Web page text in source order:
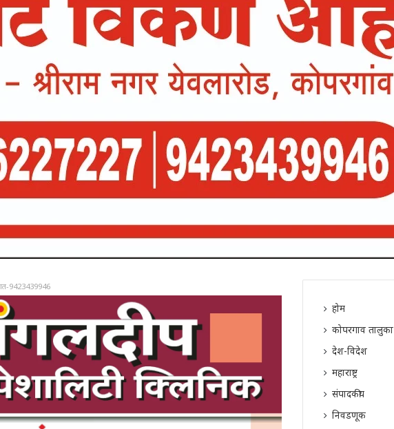
9423439946
होम
कोपरगाव तालुका
देश-विदेश
महाराष्ट्र
संपादकीय
निवडणूक